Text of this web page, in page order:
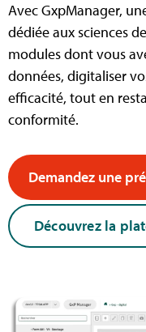
Avec GxpManager,
dédiée aux sciences
modules dont vous
données, digitaliser
efficacité, tout en
conformité.
Demandez une
Découvrez la